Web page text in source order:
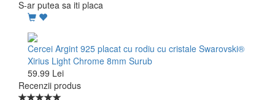
S-ar putea sa iti placa
Cercei Argint 925 placat cu rodiu cu cristale Swarovski®
Xirius Light Chrome 8mm Surub
59.99 Lei
Recenzii produs